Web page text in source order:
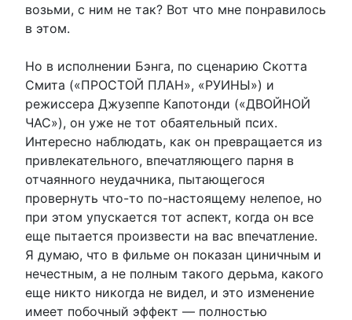
возьми, с ним не так? Вот что мне понравилось
в этом.
Но в исполнении Бэнга, по сценарию Скотта
Смита («ПРОСТОЙ ПЛАН», «РУИНЫ») и
режиссера Джузеппе Капотонди («ДВОЙНОЙ
ЧАС»), он уже не тот обаятельный псих.
Интересно наблюдать, как он превращается из
привлекательного, впечатляющего парня в
отчаянного неудачника, пытающегося
провернуть что-то по-настоящему нелепое, но
при этом упускается тот аспект, когда он все
еще пытается произвести на вас впечатление.
Я думаю, что в фильме он показан циничным и
нечестным, а не полным такого дерьма, какого
еще никто никогда не видел, и это изменение
имеет побочный эффект — полностью